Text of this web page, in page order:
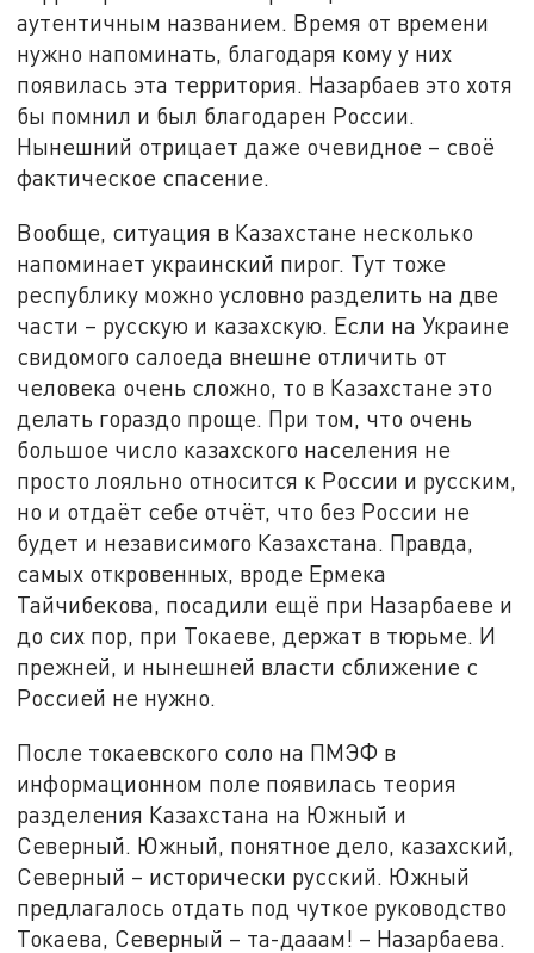
аутентичным названием. Время от времени
нужно напоминать, благодаря кому у них
появилась эта территория. Назарбаев это хотя
бы помнил и был благодарен России.
Нынешний отрицает даже очевидное – своё
фактическое спасение.
Вообще, ситуация в Казахстане несколько
напоминает украинский пирог. Тут тоже
республику можно условно разделить на две
части – русскую и казахскую. Если на Украине
свидомого салоеда внешне отличить от
человека очень сложно, то в Казахстане это
делать гораздо проще. При том, что очень
большое число казахского населения не
просто лояльно относится к России и русским,
но и отдаёт себе отчёт, что без России не
будет и независимого Казахстана. Правда,
самых откровенных, вроде Ермека
Тайчибекова, посадили ещё при Назарбаеве и
до сих пор, при Токаеве, держат в тюрьме. И
прежней, и нынешней власти сближение с
Россией не нужно.
После токаевского соло на ПМЭФ в
информационном поле появилась теория
разделения Казахстана на Южный и
Северный. Южный, понятное дело, казахский,
Северный – исторически русский. Южный
предлагалось отдать под чуткое руководство
Токаева, Северный – та-дааам! – Назарбаева.